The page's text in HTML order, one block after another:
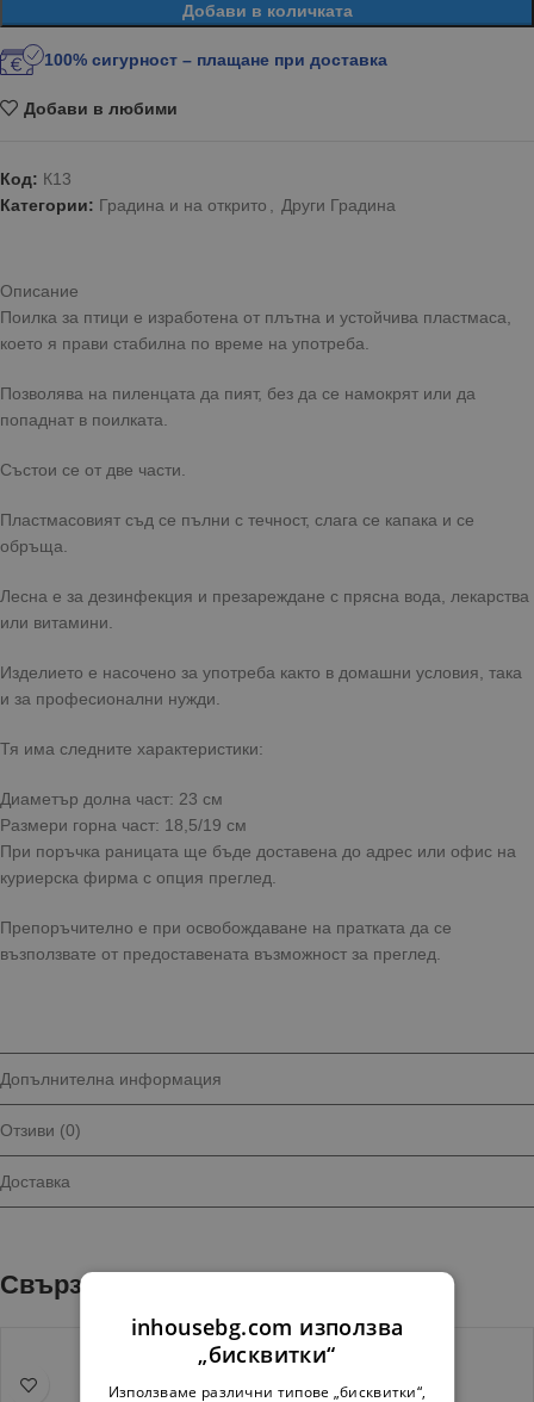
Добави в количката
100% сигурност – плащане при доставка
Добави в любими
Код: К13
Категории: Градина и на открито Други Градина
Описание
Поилка за птици е изработена от плътна и устойчива пластмаса,
което я прави стабилна по време на употреба.
Позволява на пиленцата да пият, без да се намокрят или да
попаднат в поилката.
Състои се от две части.
Пластмасовият съд се пълни с течност, слага се капака и се
обръща.
Лесна е за дезинфекция и презареждане с прясна вода, лекарства
или витамини.
Изделието е насочено за употреба както в домашни условия, така
и за професионални нужди.
Тя има следните характеристики:
Диаметър долна част: 23 см
Размери горна част: 18,5/19 см
При поръчка раницата ще бъде доставена до адрес или офис на
куриерска фирма с опция преглед.
Препоръчително е при освобождаване на пратката да се
възползвате от предоставената възможност за преглед.
Допълнителна информация
Отзиви (0)
Доставка
Свързани продукти
inhousebg.com използва
„бисквитки“
Използваме различни типове „бисквитки“,